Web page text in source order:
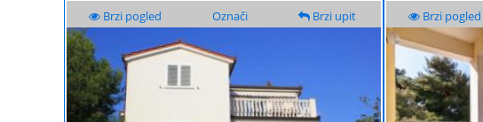
Brzi pogled Označi Brzi upit Brzi pogled